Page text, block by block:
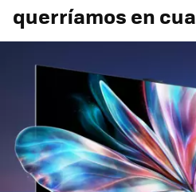
querríamos en